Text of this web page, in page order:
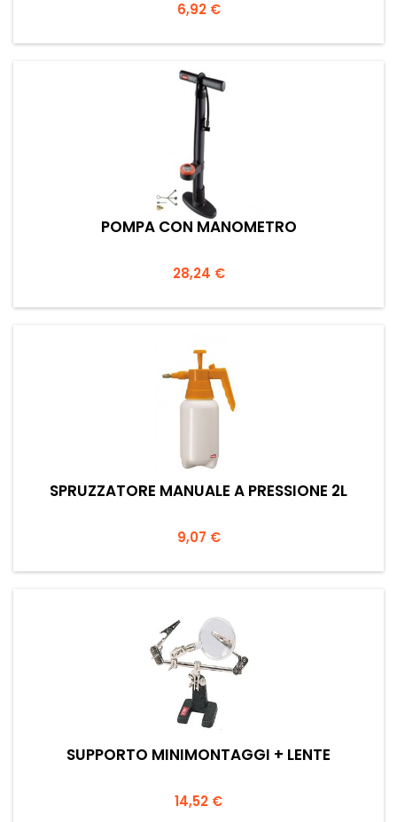
Prezzo
6,92 €
POMPA CON MANOMETRO
Prezzo
28,24 €
SPRUZZATORE MANUALE A PRESSIONE 2L
Prezzo
9,07 €
SUPPORTO MINIMONTAGGI + LENTE
Prezzo
14,52 €